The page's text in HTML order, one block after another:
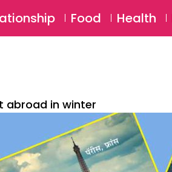
Food Health
abroad in winter